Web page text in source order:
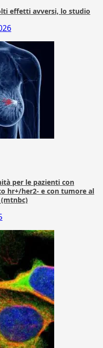
effetti avversi, lo studio
per le pazienti con
hr+/her2- e con tumore al